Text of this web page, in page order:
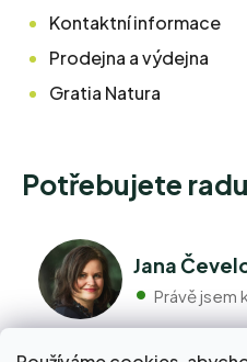
Kontaktní informace
Prodejna a výdejna
Gratia Natura
Potřebujete
Jana
Právě jsem